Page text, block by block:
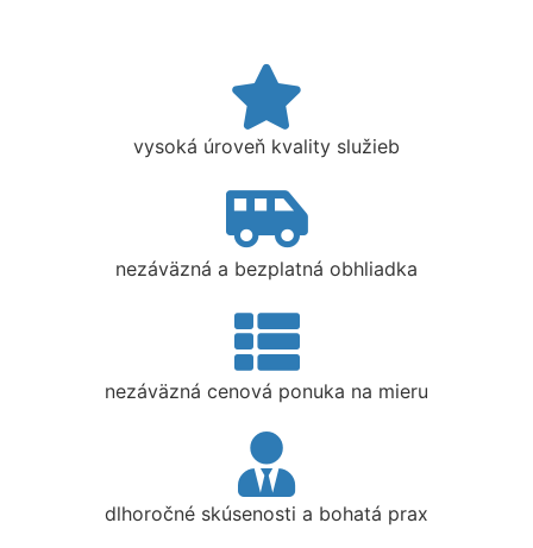
vysoká úroveň kvality služieb
nezáväzná a bezplatná obhliadka
nezáväzná cenová ponuka na mieru
dlhoročné skúsenosti a bohatá prax